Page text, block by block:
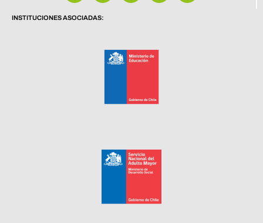
INSTITUCIONES ASOCIADAS: